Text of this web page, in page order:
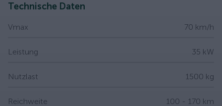
Technische Daten
Vmax 70 km/h
Leistung 35 kW
Nutzlast 1500 kg
Reichweite 100 - 170 km